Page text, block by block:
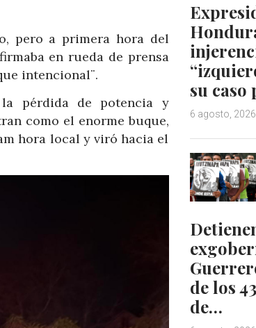
pero a primera hora del
en rueda de prensa
intencional¨.
pérdida de potencia y
como el enorme buque,
hora local y viró hacia el
su caso
6 agosto, 2026
de los
de…